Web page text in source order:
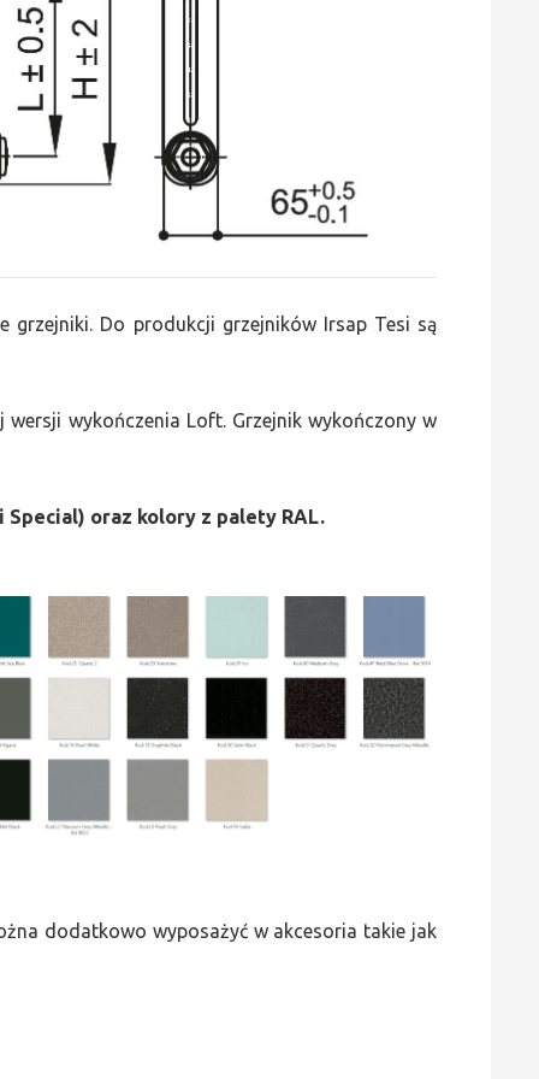
grzejniki. Do produkcji grzejników Irsap Tesi są
wykończenia Loft. Grzejnik wykończony w
oraz kolory z palety RAL.
dodatkowo wyposażyć w akcesoria takie jak